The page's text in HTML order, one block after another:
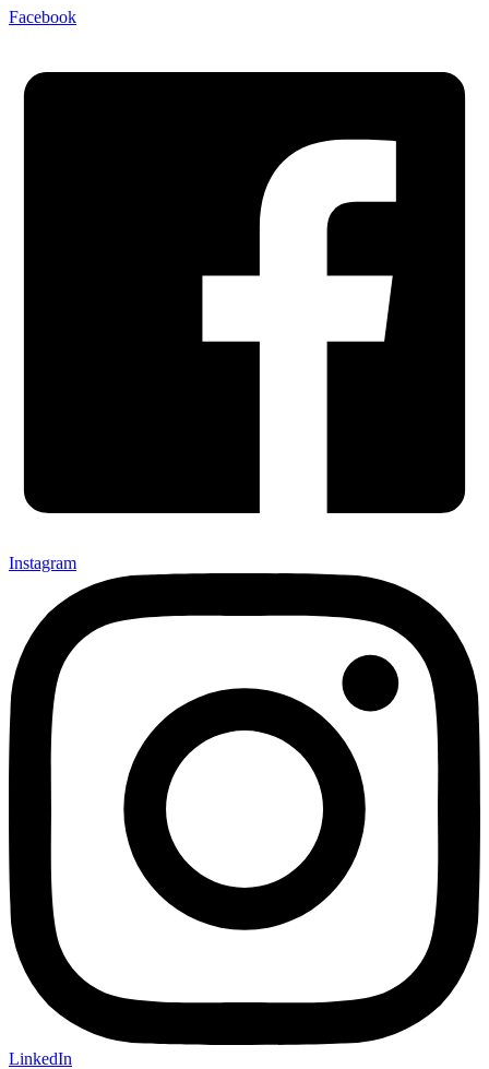
Facebook
Instagram
LinkedIn